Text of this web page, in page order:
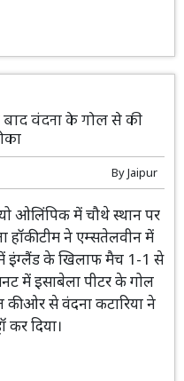
वंदना के गोल से की
ByJaipur
ओलिंपिक में चौथे स्थान पर
हॉकी टीम ने एम्सतेलवीन में
इंग्लैंड के खिलाफ मैच 1-1 से
में इसाबेला पीटर के गोल
की ओर से वंदना कटारिया ने
दिया।